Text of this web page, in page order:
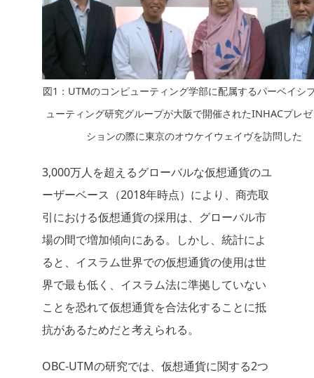
図1：UTMのコンピューティング学部に配属するパーベイシ
ューティング研究グループが大阪で開催されたINHACプレ
ションの際に東京のオウケイウェイヴを訪問した
3,000万人を超えるグローバルな仮想通貨のユ
ーザーベース（2018年時点）により、商売取
引における仮想通貨の採用は、グローバル市
場の間で増加傾向にある。しかし、統計によ
ると、イスラム世界での仮想通貨の使用は世
界で最も低く、イスラム法に準拠していない
ことを恐れて仮想通貨を合法化することに抵
抗があるためだと考えられる。
OBC-UTMの研究では、仮想通貨に関する2つ